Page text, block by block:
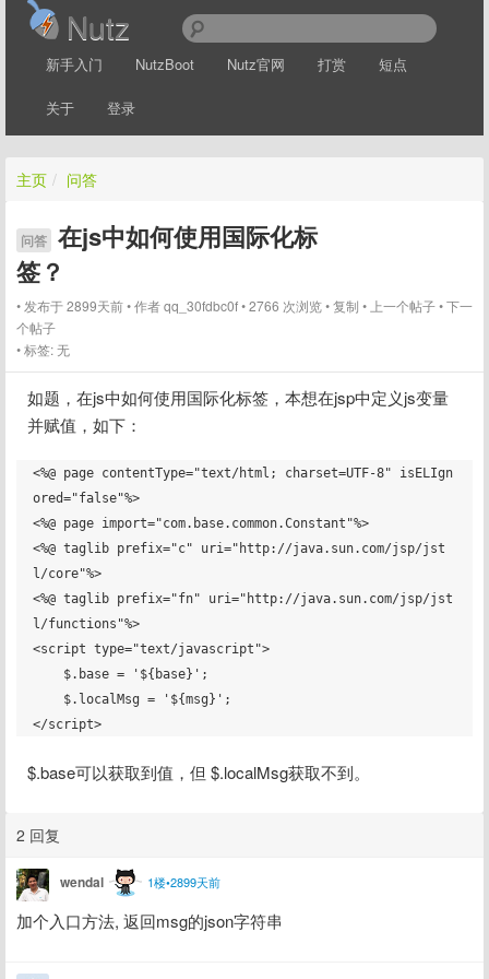
Nutz
新手入门 NutzBoot Nutz官网 打赏 短点
关于 登录
主页 / 问答
问答 在js中如何使用国际化标
签？
发布于 2899天前 作者qq_30fdbc0f 2766 次浏览 复制 上一个帖子 下一
个帖子
标签:无
如题，在js中如何使用国际化标签，本想在jsp中定义js变量
并赋值，如下：
<%@ page contentType="text/html; charset=UTF-8" isELIgn
ored="false"%>
<%@ page import="com.base.common.Constant"%>
<%@ taglib prefix="c" uri="http://java.sun.com/jsp/jst
l/core"%>
<%@ taglib prefix="fn" uri="http://java.sun.com/jsp/jst
l/functions"%>
<script type="text/javascript">
$.base可以获取到值，但 $.localMsg获取不到。
2 回复
wendal 1楼•2899天前
加个入口方法, 返回msg的json字符串